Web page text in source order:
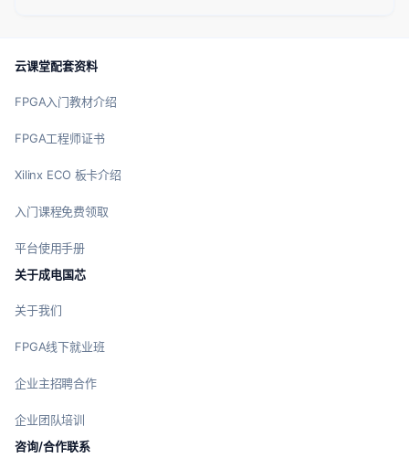
云课堂配套资料
FPGA入门教材介绍
FPGA工程师证书
Xilinx ECO 板卡介绍
入门课程免费领取
平台使用手册
关于成电国芯
关于我们
FPGA线下就业班
企业主招聘合作
企业团队培训
咨询/合作联系